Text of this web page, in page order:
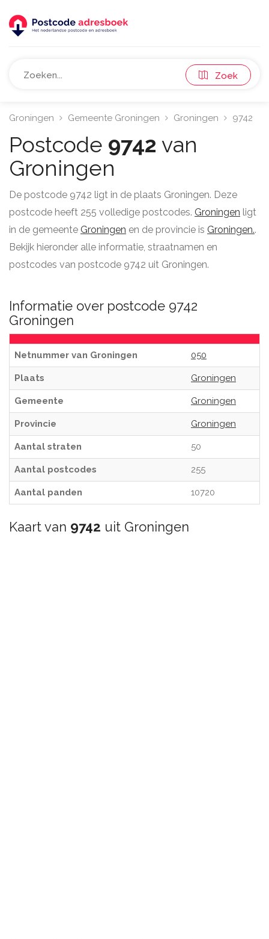
Zoek
Groningen Gemeente Groningen Groningen 9742
Postcode 9742 van
Groningen
De postcode 9742 ligt in de plaats Groningen. Deze
postcode heeft 255 volledige postcodes. Groningen ligt
in de gemeente Groningen en de provincie is Groningen..
Bekijk hieronder alle informatie, straatnamen en
postcodes van postcode 9742 uit Groningen.
Informatie over postcode 9742
Groningen
Netnummer van Groningen 050
Plaats Groningen
Gemeente Groningen
Provincie Groningen
Aantal straten 50
Aantal postcodes 255
Aantal panden 10720
Kaart van 9742 uit Groningen